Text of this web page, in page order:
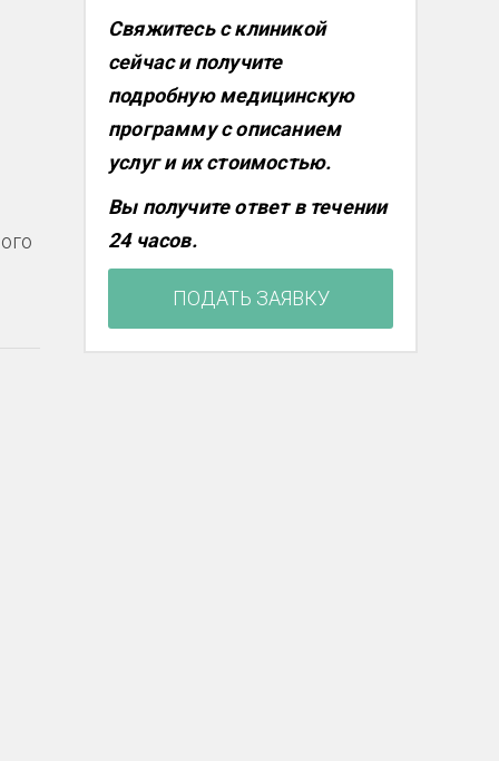
Свяжитесь с клиникой
сейчас и получите
подробную медицинскую
программу с описанием
услуг и их стоимостью.
Вы получите ответ в течении
24 часов.
ПОДАТЬ ЗАЯВКУ